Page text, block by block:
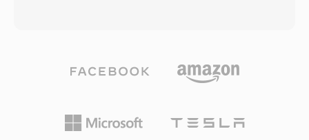
aracılığıyla dönüştürme desteği bulunmakta
olup eski Amiga prodüksiyonlarının
avantaj öne çıkar: herhangi bir yığın
düzenler. macOS üzerinde çalışan profesyonel
sürecinin her aşamasında bit düzeyinde
kusursuz doğruluk garantisi verdiği için